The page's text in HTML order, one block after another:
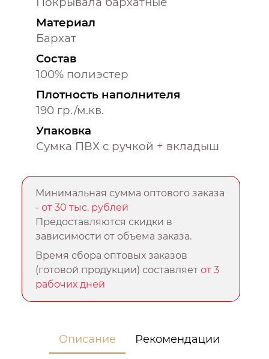
Материал
Бархат
Состав
100% полиэстер
Плотность наполнителя
190 гр./м.кв.
Упаковка
Сумка ПВХ с ручкой + вкладыш
Минимальная сумма оптового заказа
-от 30 тыс. рублей
Предоставляются скидки в
зависимости от объема заказа.
Время сбора оптовых заказов
(готовой продукции) составляетот 3
рабочих дней
Описание Рекомендации